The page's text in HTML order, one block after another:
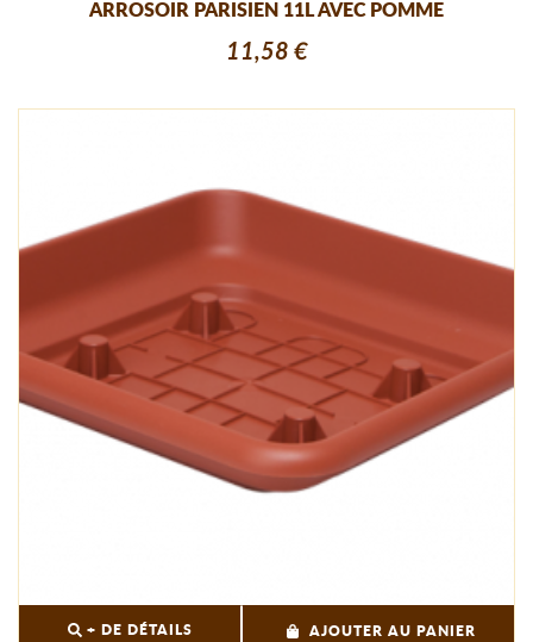
ARROSOIR PARISIEN 11L AVEC POMME
11,58 €
+ DE DÉTAILS AJOUTER AU PANIER